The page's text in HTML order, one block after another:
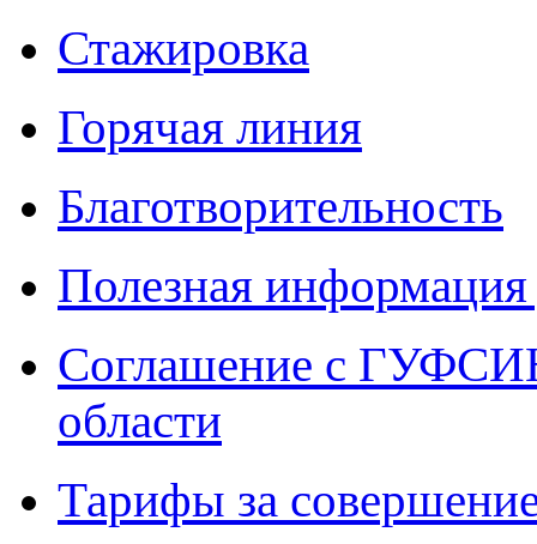
Стажировка
Горячая линия
Благотворительность
Полезная
Соглашение с
области
Тарифы за